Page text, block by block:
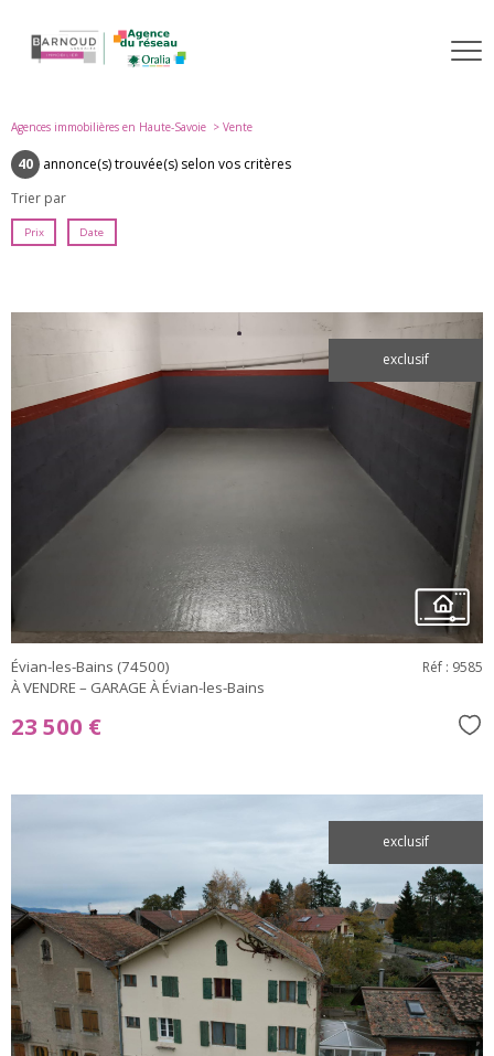
Agences immobilières en Haute-Savoie Vente
40 annonce(s) trouvée(s) selon vos critères
Trier par
Prix Date
exclusif
voir le
bien
Évian-les-Bains (74500)
À VENDRE – GARAGE À Évian-les-Bains
Réf : 9585
23 500 €
exclusif
voir le
bien